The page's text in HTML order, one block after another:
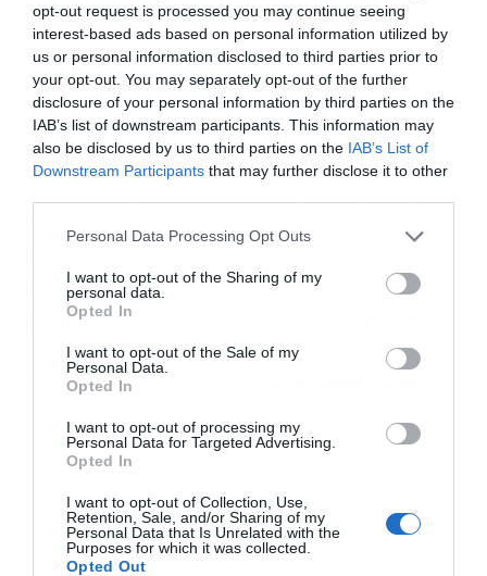
opt-out request is processed you may continue seeing
interest-based ads based on personal information utilized by
us or personal information disclosed to third parties prior to
your opt-out. You may separately opt-out of the further
disclosure of your personal information by third parties on the
IAB’s list of downstream participants. This information may
also be disclosed by us to third parties on the IAB’s List of
Downstream Participants that may further disclose it to other
Personal Data Processing Opt Outs
I want to opt-out of the Sharing of my
personal data.
Opted In
I want to opt-out of the Sale of my
Personal Data.
Opted In
I want to opt-out of processing my
Personal Data for Targeted Advertising.
Opted In
I want to opt-out of Collection, Use,
Retention, Sale, and/or Sharing of my
Personal Data that Is Unrelated with the
Purposes for which it was collected.
Opted Out
οποίες ένας ή περισσότεροι αντιδραστήρες
τοποθετούνται σε πλωτή πλατφόρμα ή ειδικά
σχεδιασμένο πλοίο, με σκοπό την παραγωγή
ηλεκτρικής ενέργειας, θερμότητας και, σε
ορισμένες περιπτώσεις, πόσιμου νερού μέσω
κατασκευάζονται σε εργοστασιακό περιβάλλον
και να μεταφέρονται στον τόπο εγκατάστασης.
Διαβάστε περισσότερα στο